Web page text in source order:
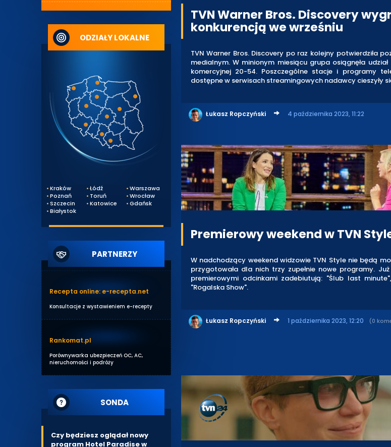
ODZIAŁY LOKALNE
Kraków Łódź
Warszawa
Poznań
Toruń
Wrocław
Szczecin
Katowice
Gdańsk
Białystok
PARTNERZY
Recepta online: e-recepta.net
Konsultacje z wystawieniem e-recepty
Rankomat.pl
Porównywarka ubezpieczeń OC, AC,
nieruchomości i podróży
SONDA
Czy będziesz oglądał nowy
program Hotel Paradise w
TVN Warner Bros. Discovery
konkurencją we wrześniu
TVN Warner Bros. Discovery po raz kolejny potwierdziła
medialnym. W minionym miesiącu grupa osiągnęła
komercyjnej 20-54. Poszczególne stacje i programy
dostępne w serwisach streamingowych nadawcy cieszyły
Łukasz Ropczyński 4 października 2023, 11:22
Premierowy weekend w TVN
W nadchodzący weekend widzowie TVN Style nie będą
przygotowała dla nich trzy zupełnie nowe programy.
premierowymi odcinkami zadebiutują: "Ślub last
"Rogalska Show".
Łukasz Ropczyński 1 października 2023, 12:20 (0